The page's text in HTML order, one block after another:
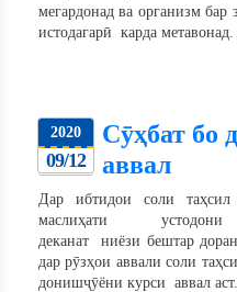
мегардонад ва организм
истодагарӣ карда метавонад.
2020
09/12
Сӯҳбат бо
аввал
Дар ибтидои соли
маслиҳати устодони
деканат ниёзи бештар
дар рӯзҳои аввали соли
донишҷӯёни курси аввал аст.